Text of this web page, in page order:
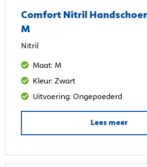
Comfort Nitril
M
Nitril
Maat: M
Kleur: Zwart
Uitvoering: Ongepoederd
Lees meer